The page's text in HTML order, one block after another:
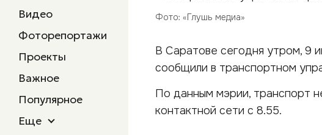
Видео
Фоторепортажи
Проекты
Важное
Популярное
Еще
Фото: «Глушь медиа»
В Саратове сегодня утром, 9
сообщили в транспортном
По данным мэрии, транспорт
контактной сети с 8.55.